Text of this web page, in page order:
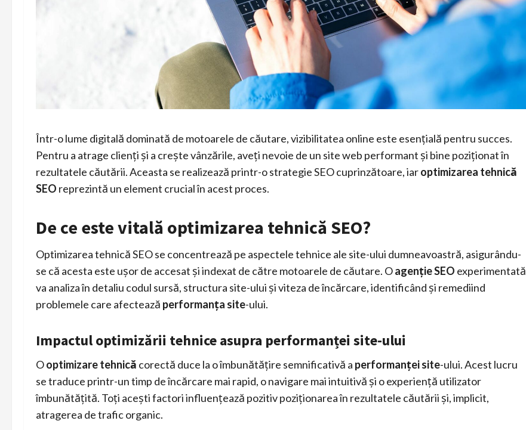
Într-o lume digitală dominată de motoarele de căutare, vizibilitatea online este esențială pentru succes.
Pentru a atrage clienți și a crește vânzările, aveți nevoie de un site web performant și bine poziționat în
rezultatele căutării. Aceasta se realizează printr-o strategie SEO cuprinzătoare, iaroptimizarea tehnică
SEO reprezintă un element crucial în acest proces.
De ce este vitală optimizarea tehnică SEO?
Optimizarea tehnică SEO se concentrează pe aspectele tehnice ale site-ului dumneavoastră, asigurându-
se că acesta este ușor de accesat și indexat de către motoarele de căutare. Oagenție SEO experimentată
va analiza în detaliu codul sursă, structura site-ului și viteza de încărcare, identificând și remediind
problemele care afectează performanța site-ului.
Impactul optimizării tehnice asupra performanței site-ului
Ooptimizare tehnică corectă duce la o îmbunătățire semnificativă a performanței site-ului. Acest lucru
se traduce printr-un timp de încărcare mai rapid, o navigare mai intuitivă și o experiență utilizator
îmbunătățită. Toți acești factori influențează pozitiv poziționarea în rezultatele căutării și, implicit,
atragerea de trafic organic.